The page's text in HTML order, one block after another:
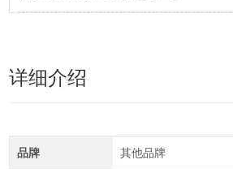
详细介绍
品牌 其他品牌